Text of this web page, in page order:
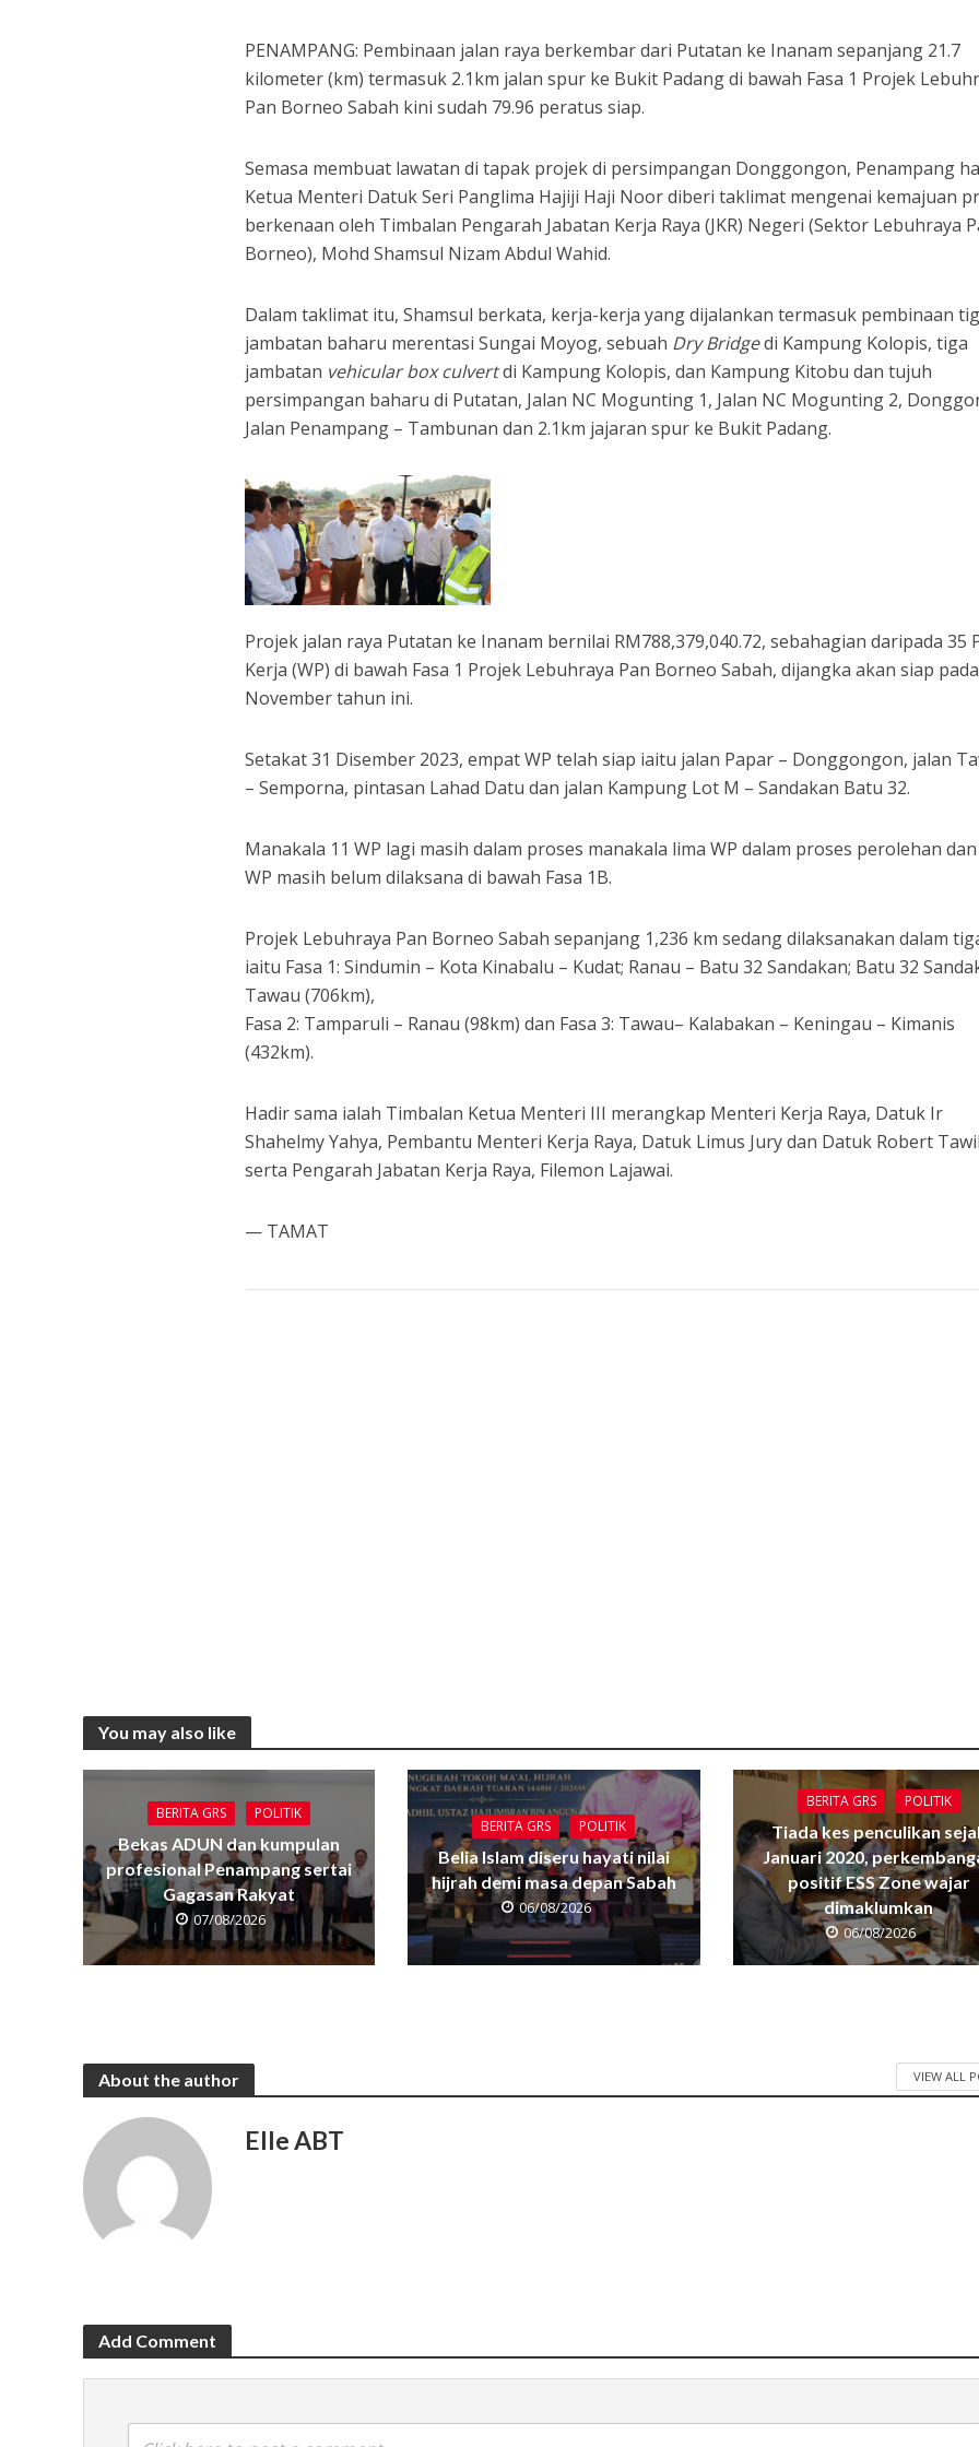
PENAMPANG: Pembinaan jalan raya berkembar dari Putatan ke Inanam sepanjang 21.7
kilometer (km) termasuk 2.1km jalan spur ke Bukit Padang di bawah Fasa 1 Projek
Pan Borneo Sabah kini sudah 79.96 peratus siap.
Semasa membuat lawatan di tapak projek di persimpangan Donggongon, Penampang
Ketua Menteri Datuk Seri Panglima Hajiji Haji Noor diberi taklimat mengenai kemajuan
berkenaan oleh Timbalan Pengarah Jabatan Kerja Raya (JKR) Negeri (Sektor Lebuhraya
Borneo), Mohd Shamsul Nizam Abdul Wahid.
Dalam taklimat itu, Shamsul berkata, kerja-kerja yang dijalankan termasuk pembinaan
jambatan baharu merentasi Sungai Moyog, sebuah Dry Bridgedi Kampung Kolopis, tiga
jambatan vehicular box culvertdi Kampung Kolopis, dan Kampung Kitobu dan tujuh
persimpangan baharu di Putatan, Jalan NC Mogunting 1, Jalan NC Mogunting 2,
Jalan Penampang – Tambunan dan 2.1km jajaran spur ke Bukit Padang.
Projek jalan raya Putatan ke Inanam bernilai RM788,379,040.72, sebahagian daripada 35
Kerja (WP) di bawah Fasa 1 Projek Lebuhraya Pan Borneo Sabah, dijangka akan siap pada
November tahun ini.
Setakat 31 Disember 2023, empat WP telah siap iaitu jalan Papar – Donggongon, jalan
– Semporna, pintasan Lahad Datu dan jalan Kampung Lot M – Sandakan Batu 32.
Manakala 11 WP lagi masih dalam proses manakala lima WP dalam proses perolehan
WP masih belum dilaksana di bawah Fasa 1B.
Projek Lebuhraya Pan Borneo Sabah sepanjang 1,236 km sedang dilaksanakan dalam
iaitu Fasa 1: Sindumin – Kota Kinabalu – Kudat; Ranau – Batu 32 Sandakan; Batu 32
Tawau (706km),
Fasa 2: Tamparuli – Ranau (98km) dan Fasa 3: Tawau– Kalabakan – Keningau – Kimanis
(432km).
Hadir sama ialah Timbalan Ketua Menteri III merangkap Menteri Kerja Raya, Datuk Ir
Shahelmy Yahya, Pembantu Menteri Kerja Raya, Datuk Limus Jury dan Datuk Robert
serta Pengarah Jabatan Kerja Raya, Filemon Lajawai.
— TAMAT
You may also like
BERITA GRS POLITIK
Bekas ADUN dan kumpulan
profesional Penampang sertai
Gagasan Rakyat
07/08/2026
BERITA GRS POLITIK
Belia Islam diseru hayati nilai
hijrah demi masa depan Sabah
06/08/2026
BERITA GRS POLITIK
Tiada kes penculikan
Januari 2020,
positif ESS Zone wajar
dimaklumkan
06/08/2026
About the author VIEW ALL
Elle ABT
Add Comment